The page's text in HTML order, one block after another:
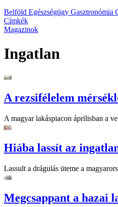
Belföld Egészségügy Gasztronómia
Címkék
Magazinok
Ingatlan
A rezsifélelem
A magyar lakáspiacon áprilisban a
Hiába lassít az
Lassult a drágulás üteme a
Megcsappant a hazai